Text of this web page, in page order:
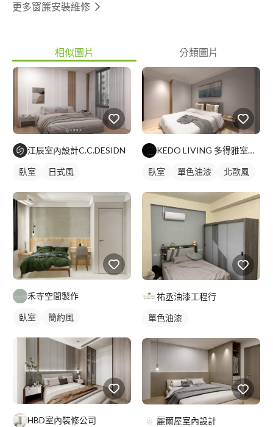
更多窗簾安裝維修
相似圖片 分類圖片
江辰室內設計C.C.DESIDN
臥室 日式風
禾寺空間製作
臥室 簡約風
HBD室內裝修公司
KEDO LIVING 多得雅室室內設計
臥室 單色油漆 北歐風
祐丞油漆工程行
單色油漆
麗爾屋室內設計